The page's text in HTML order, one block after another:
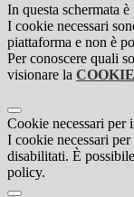
In questa schermata
I cookie necessari
piattaforma e non è
Per conoscere quali
visionare la
Cookie necessari per
I cookie necessari
disabilitati. È
policy.